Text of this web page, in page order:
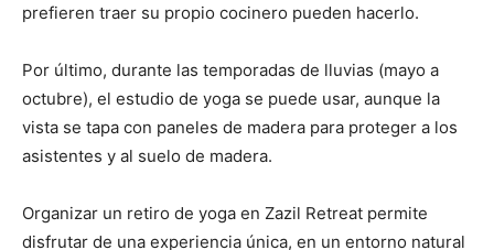
prefieren traer su propio cocinero pueden hacerlo.
Por último, durante las temporadas de lluvias (mayo a
octubre), el estudio de yoga se puede usar, aunque la
vista se tapa con paneles de madera para proteger a los
asistentes y al suelo de madera.
Organizar un retiro de yoga en Zazil Retreat permite
disfrutar de una experiencia única, en un entorno natural